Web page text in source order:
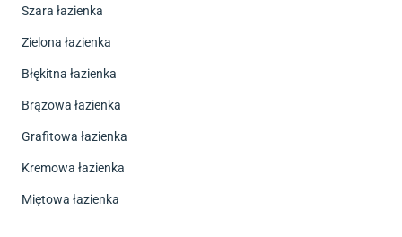
Szara łazienka
Zielona łazienka
Błękitna łazienka
Brązowa łazienka
Grafitowa łazienka
Kremowa łazienka
Miętowa łazienka